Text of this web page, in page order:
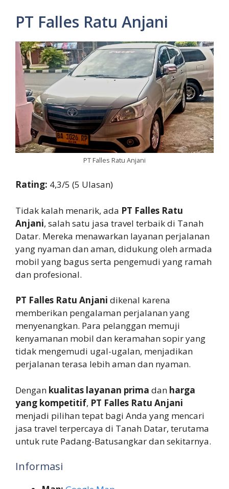
PT Falles Ratu Anjani
PT Falles Ratu Anjani
Rating: 4,3/5 (5 Ulasan)
Tidak kalah menarik, ada PT Falles Ratu
Anjani, salah satu jasa travel terbaik di Tanah
Datar. Mereka menawarkan layanan perjalanan
yang nyaman dan aman, didukung oleh armada
mobil yang bagus serta pengemudi yang ramah
dan profesional.
PT Falles Ratu Anjani dikenal karena
memberikan pengalaman perjalanan yang
menyenangkan. Para pelanggan memuji
kenyamanan mobil dan keramahan sopir yang
tidak mengemudi ugal-ugalan, menjadikan
perjalanan terasa lebih aman dan nyaman.
Dengan kualitas layanan prima dan harga
yang kompetitif, PT Falles Ratu Anjani
menjadi pilihan tepat bagi Anda yang mencari
jasa travel terpercaya di Tanah Datar, terutama
untuk rute Padang-Batusangkar dan sekitarnya.
Informasi